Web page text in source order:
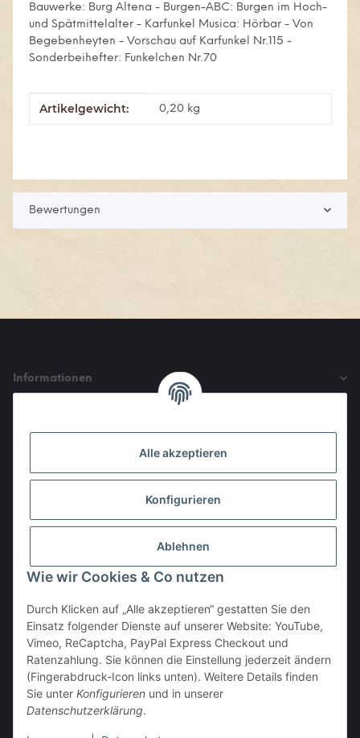
Bauwerke: Burg Altena - Burgen-ABC: Burgen im Hoch-
und Spätmittelalter - Karfunkel Musica: Hörbar - Von
Begebenheyten - Vorschau auf Karfunkel Nr.115 -
Sonderbeihefter: Funkelchen Nr.70
Produkteigenschaft
Wert
Artikelgewicht: 0,20 kg
Bewertungen
Informationen
Vertrag widerrufen
Alle akzeptieren
Konfigurieren
Ablehnen
Wie wir Cookies & Co nutzen
Durch Klicken auf „Alle akzeptieren“ gestatten Sie den
Einsatz folgender Dienste auf unserer Website: YouTube,
Vimeo, ReCaptcha, PayPal Express Checkout und
Ratenzahlung. Sie können die Einstellung jederzeit ändern
(Fingerabdruck-Icon links unten). Weitere Details finden
Sie unter Konfigurieren und in unserer
Datenschutzerklärung.